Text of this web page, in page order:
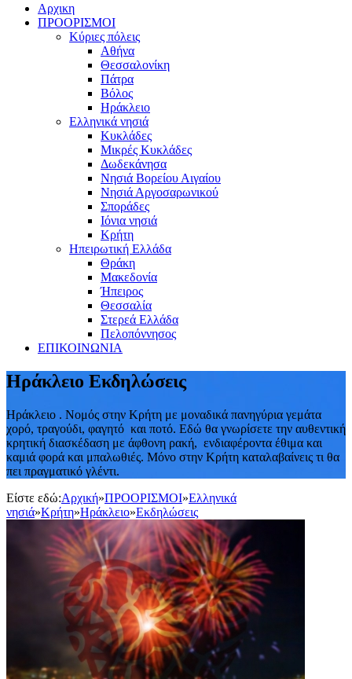
Αρχικη
ΠΡΟΟΡΙΣΜΟΙ
Κύριες πόλεις
Αθήνα
Θεσσαλονίκη
Πάτρα
Βόλος
Ηράκλειο
Ελληνικά νησιά
Κυκλάδες
Μικρές Κυκλάδες
Δωδεκάνησα
Νησιά Βορείου Αιγαίου
Νησιά Αργοσαρωνικού
Σποράδες
Ιόνια νησιά
Κρήτη
Ηπειρωτική Ελλάδα
Θράκη
Μακεδονία
Ήπειρος
Θεσσαλία
Στερεά Ελλάδα
Πελοπόννησος
ΕΠΙΚΟΙΝΩΝΙΑ
Ηράκλειο Εκδηλώσεις
Ηράκλειο . Νομός στην Κρήτη με μοναδικά πανηγύρια γεμάτα
χορό, τραγούδι, φαγητό και ποτό. Εδώ θα γνωρίσετε την αυθεντική
κρητική διασκέδαση με άφθονη ρακή, ενδιαφέροντα έθιμα και
καμιά φορά και μπαλωθιές. Μόνο στην Κρήτη καταλαβαίνεις τι θα
πει πραγματικό γλέντι.
Είστε εδώ:Αρχική»ΠΡΟΟΡΙΣΜΟΙ»Ελληνικά
νησιά»Κρήτη»Ηράκλειο»Εκδηλώσεις